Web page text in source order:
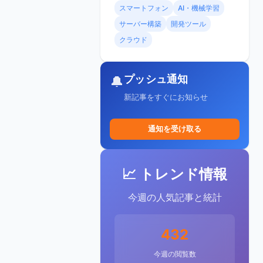
スマートフォン
AI・機械学習
サーバー構築
開発ツール
クラウド
🔔プッシュ通知
新記事をすぐにお知らせ
通知を受け取る
📈 トレンド情報
今週の人気記事と統計
432
今週の閲覧数